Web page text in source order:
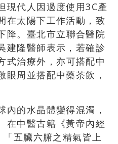
現代人因過度使用3C產
在太陽下工作活動，致
降。臺北市立聯合醫院
建隆醫師表示，若確診
式治療外，亦可搭配中
眼周並搭配中藥茶飲，
內的水晶體變得混濁，
在中醫古籍《黃帝內經
五臟六腑之精氣皆上